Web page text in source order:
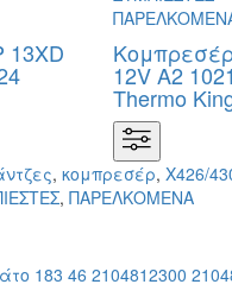
12V A2
Thermo
, κομπρεσέρ, Χ426/
, ΠΑΡΕΛΚΟΜΕΝΑ
183 46 2104812300